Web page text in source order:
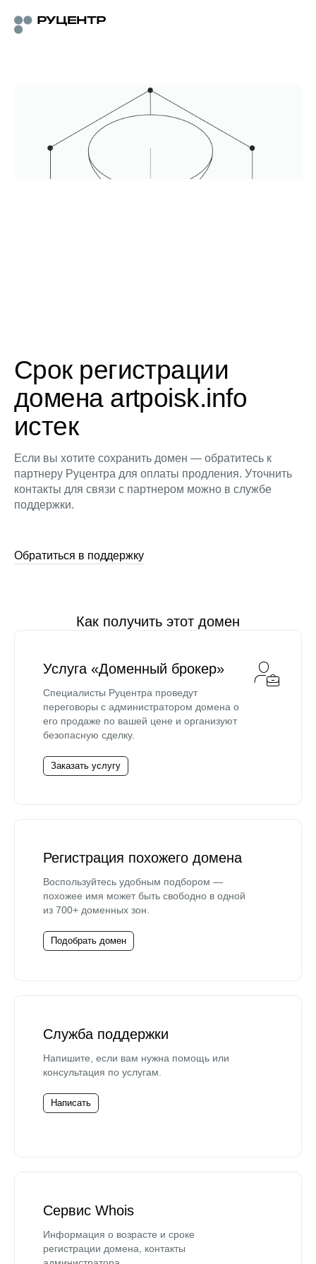
Срок регистрации
домена artpoisk.info
истек
Если вы хотите сохранить домен — обратитесь к
партнеру Руцентра для оплаты продления. Уточнить
контакты для связи с партнером можно в службе
поддержки.
Обратиться в поддержку
Как получить этот домен
Услуга «Доменный брокер»
Специалисты Руцентра проведут
переговоры с администратором домена о
его продаже по вашей цене и организуют
безопасную сделку.
Заказать услугу
Регистрация похожего домена
Воспользуйтесь удобным подбором —
похожее имя может быть свободно в одной
из 700+ доменных зон.
Подобрать домен
Служба поддержки
Напишите, если вам нужна помощь или
консультация по услугам.
Написать
Сервис Whois
Информация о возрасте и сроке
регистрации домена, контакты